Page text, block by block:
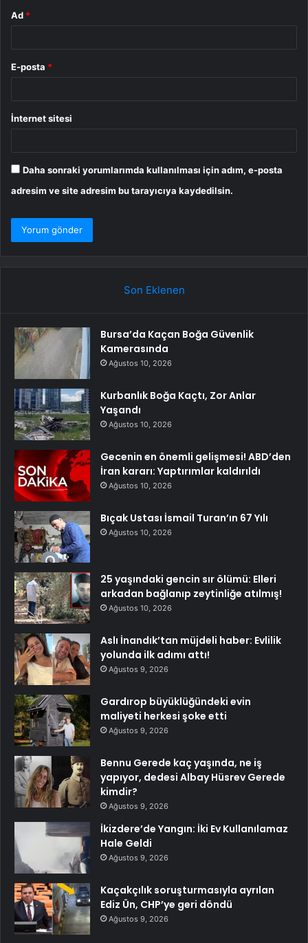
Ad *
E-posta *
İnternet sitesi
Daha sonraki yorumlarımda kullanılması için adım, e-posta
adresim ve site adresim bu tarayıcıya kaydedilsin.
Son Eklenen
Bursa’da Kaçan Boğa Güvenlik
Kamerasında
Ağustos 10, 2026
Kurbanlık Boğa Kaçtı, Zor Anlar
Yaşandı
Ağustos 10, 2026
Gecenin en önemli gelişmesi! ABD’den
İran kararı: Yaptırımlar kaldırıldı
Ağustos 10, 2026
Bıçak Ustası İsmail Turan’ın 67 Yılı
Ağustos 10, 2026
25 yaşındaki gencin sır ölümü: Elleri
arkadan bağlanıp zeytinliğe atılmış!
Ağustos 10, 2026
Aslı İnandık’tan müjdeli haber: Evlilik
yolunda ilk adımı attı!
Ağustos 9, 2026
Gardırop büyüklüğündeki evin
maliyeti herkesi şoke etti
Ağustos 9, 2026
Bennu Gerede kaç yaşında, ne iş
yapıyor, dedesi Albay Hüsrev Gerede
kimdir?
Ağustos 9, 2026
İkizdere’de Yangın: İki Ev Kullanılamaz
Hale Geldi
Ağustos 9, 2026
Kaçakçılık soruşturmasıyla ayrılan
Ediz Ün, CHP’ye geri döndü
Ağustos 9, 2026